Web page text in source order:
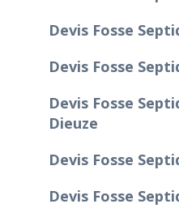
Devis Fosse
Devis Fosse
Devis Fosse
Dieuze
Devis Fosse
Devis Fosse